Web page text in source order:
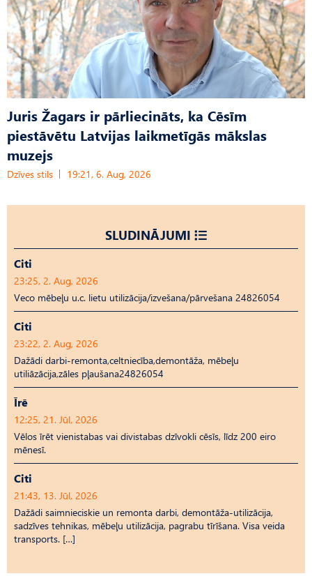
Juris Žagars ir pārliecināts, ka Cēsīm
piestāvētu Latvijas laikmetīgās mākslas
muzejs
Dzīves stils 19:21, 6. Aug, 2026
SLUDINĀJUMI
Citi
23:25, 2. Aug, 2026
Veco mēbeļu u.c. lietu utilizācija/izvešana/pārvešana 24826054
Citi
23:22, 2. Aug, 2026
Dažādi darbi-remonta,celtniecība,demontāža, mēbeļu
utiliāzācija,zāles pļaušana24826054
Īrē
12:25, 21. Jūl, 2026
Vēlos īrēt vienistabas vai divistabas dzīvokli cēsīs, līdz 200 eiro
mēnesī.
Citi
21:43, 13. Jūl, 2026
Dažādi saimnieciskie un remonta darbi, demontāža-utilizācija,
sadzīves tehnikas, mēbeļu utilizācija, pagrabu tīrīšana. Visa veida
transports. […]